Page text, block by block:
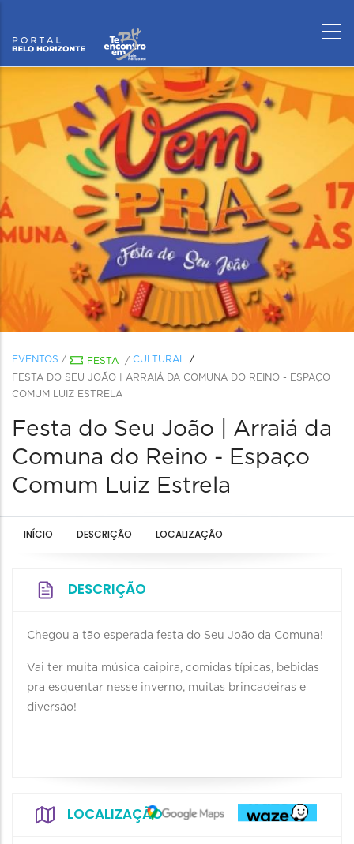
EVENTOS / FESTA / CULTURAL
FESTA DO SEU JOÃO | ARRAIÁ DA COMUNA DO REINO - ESPAÇO
COMUM LUIZ ESTRELA
Festa do Seu João | Arraiá da
Comuna do Reino - Espaço
Comum Luiz Estrela
INÍCIO DESCRIÇÃO LOCALIZAÇÃO
DESCRIÇÃO
Chegou a tão esperada festa do Seu João da Comuna!
Vai ter muita música caipira, comidas típicas, bebidas
pra esquentar nesse inverno, muitas brincadeiras e
diversão!
LOCALIZAÇÃO